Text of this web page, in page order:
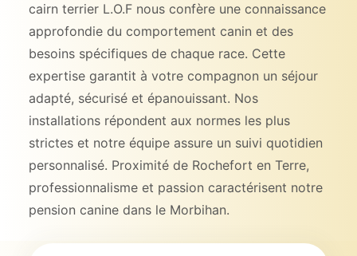
cairn terrier L.O.F nous confère une connaissance
approfondie du comportement canin et des
besoins spécifiques de chaque race. Cette
expertise garantit à votre compagnon un séjour
adapté, sécurisé et épanouissant. Nos
installations répondent aux normes les plus
strictes et notre équipe assure un suivi quotidien
personnalisé. Proximité de Rochefort en Terre,
professionnalisme et passion caractérisent notre
pension canine dans le Morbihan.